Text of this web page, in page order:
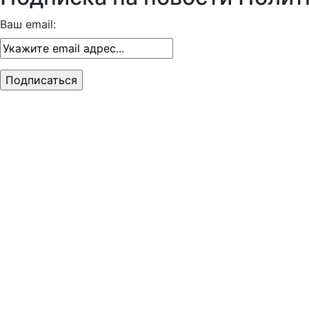
Август 2026
Подписка на новости
Ваш email: